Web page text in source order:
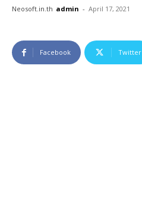
Neosoft.in.th admin - April 17, 2021
Facebook Twitter